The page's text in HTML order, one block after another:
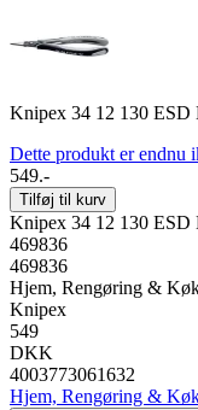
Knipex 34 12 130 ESD
Dette produkt er endnu
549.-
Tilføj til kurv
Knipex 34 12 130 ESD
469836
469836
Hjem, Rengøring &
Knipex
549
DKK
4003773061632
Hjem, Rengøring &